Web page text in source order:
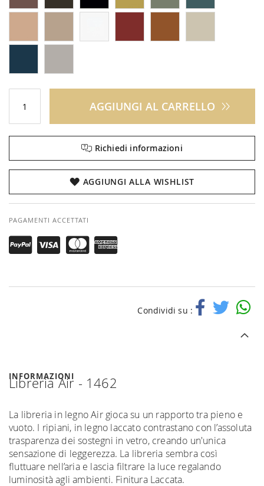
AGGIUNGI AL CARRELLO
Richiedi informazioni
AGGIUNGI ALLA WISHLIST
PAGAMENTI ACCETTATI
Condividi su :
INFORMAZIONI
Libreria Air - 1462
La libreria in legno Air gioca su un rapporto tra pieno e
vuoto. I ripiani, in legno laccato contrastano con l’assoluta
trasparenza dei sostegni in vetro, creando un'unica
sensazione di leggerezza. La libreria sembra così
fluttuare nell’aria e lascia filtrare la luce regalando
luminosità agli ambienti. Finitura Laccata.